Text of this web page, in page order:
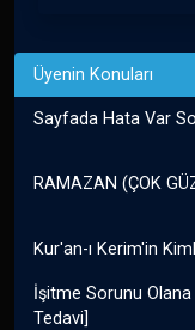
Üyenin Konuları
Sayfada Hata Var
RAMAZAN (ÇOK
Kur'an-ı Kerim'in
İşitme Sorunu
Tedavi]